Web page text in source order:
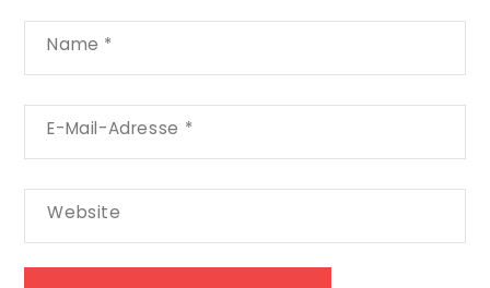
Name *
E-Mail-Adresse *
Website